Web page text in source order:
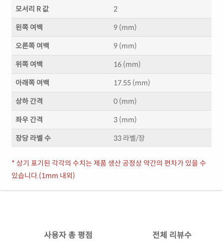
모서리 R 값 2
왼쪽 여백 9 (mm)
오른쪽 여백 9 (mm)
위쪽 여백 16 (mm)
아래쪽 여백 17.55 (mm)
상하 간격 0 (mm)
좌우 간격 3 (mm)
장당 라벨 수 33 라벨/장
* 상기 표기된 각각의 수치는 제품 생산 공정상 약간의 편차가 있을 수
있습니다.(1mm 내외)
사용자 총 평점 전체 리뷰수